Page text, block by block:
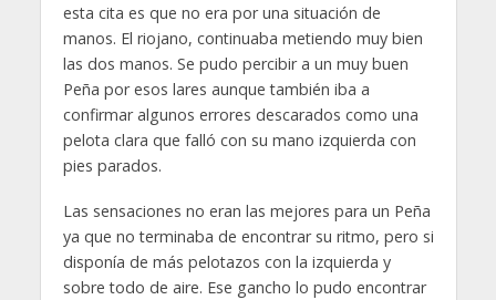
esta cita es que no era por una situación de
manos. El riojano, continuaba metiendo muy bien
las dos manos. Se pudo percibir a un muy buen
Peña por esos lares aunque también iba a
confirmar algunos errores descarados como una
pelota clara que falló con su mano izquierda con
pies parados.
Las sensaciones no eran las mejores para un Peña
ya que no terminaba de encontrar su ritmo, pero si
disponía de más pelotazos con la izquierda y
sobre todo de aire. Ese gancho lo pudo encontrar